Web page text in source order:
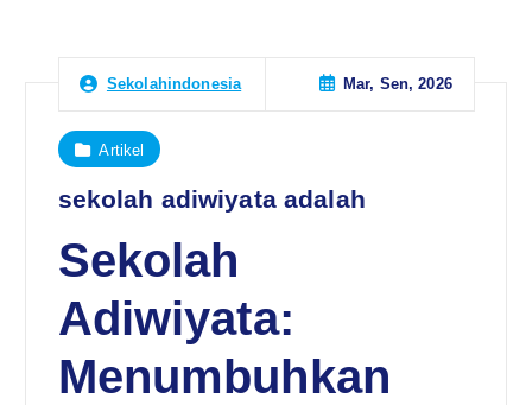
Sekolahindonesia Mar, Sen, 2026
Artikel
sekolah adiwiyata adalah
Sekolah
Adiwiyata:
Menumbuhkan